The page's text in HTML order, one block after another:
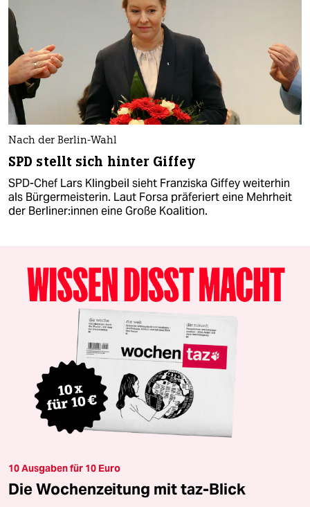
Nach der Berlin-Wahl
SPD stellt sich hinter Giffey
SPD-Chef Lars Klingbeil sieht Franziska Giffey weiterhin
als Bürgermeisterin. Laut Forsa präferiert eine Mehrheit
der Ber­li­ne­r:in­nen eine Große Koalition.
10 Ausgaben für 10 Euro
Die Wochenzeitung mit taz-Blick